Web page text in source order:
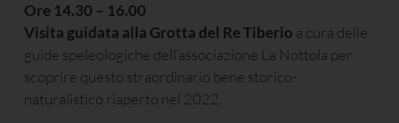
Ore 14.30 – 16.00
Visita guidata alla Grotta del Re Tiberio a cura delle
guide speleologiche dell’associazione La Nottola per
scoprire questo straordinario bene storico-
naturalistico riaperto nel 2022.